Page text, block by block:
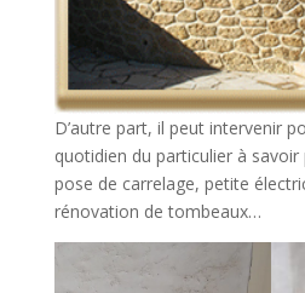
D’autre part, il peut intervenir
quotidien du particulier à savoir
pose de carrelage, petite
rénovation de tombeaux…